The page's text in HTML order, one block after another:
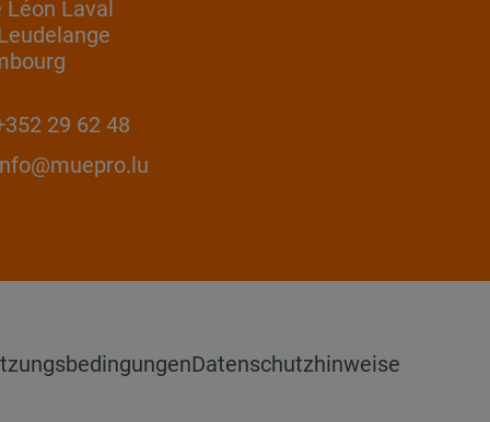
Léon Laval
29 62 48
Datenschutzhinweise